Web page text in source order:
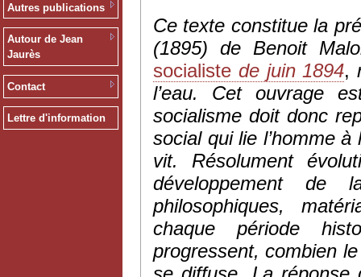
Autres publications
Autour de Jean
Jaurès
Contact
Lettre d'information
Ce texte constitue la
(1895) de Benoit
socialiste de juin 1894,
l’eau. Cet ouvrage
socialisme doit donc
social qui lie l’homme
vit. Résolument
développement de
philosophiques,
chaque période
progressent, combien